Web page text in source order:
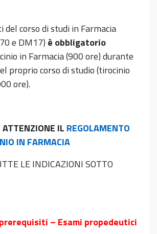
del corso di studi in Farmacia
e DM17) è obbligatorio
in Farmacia (900 ore) durante
proprio corso di studio (tirocinio
ore).
ATTENZIONE IL REGOLAMENTO
IN FARMACIA
LE INDICAZIONI SOTTO
– Esami propedeutici